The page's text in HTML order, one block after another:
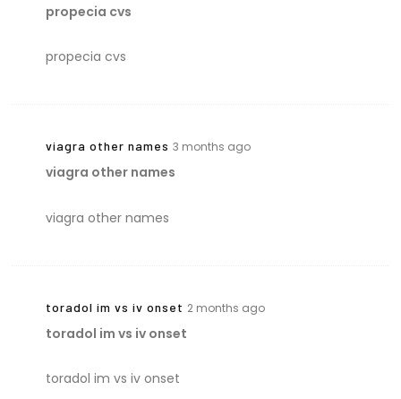
propecia cvs
propecia cvs
viagra other names 3 months ago
viagra other names
viagra other names
toradol im vs iv onset 2 months ago
toradol im vs iv onset
toradol im vs iv onset